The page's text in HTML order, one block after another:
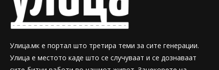
Улица.мк е портал што третира теми за сите генерации.
Улица е местото каде што се случуваат и се дознаваат